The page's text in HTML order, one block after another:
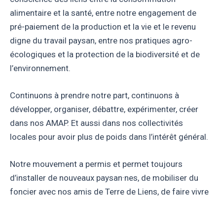
alimentaire et la santé, entre notre engagement de
pré-paiement de la production et la vie et le revenu
digne du travail paysan, entre nos pratiques agro-
écologiques et la protection de la biodiversité et de
l’environnement.
Continuons à prendre notre part, continuons à
développer, organiser, débattre, expérimenter, créer
dans nos AMAP. Et aussi dans nos collectivités
locales pour avoir plus de poids dans l’intérêt général.
Notre mouvement a permis et permet toujours
d’installer de nouveaux paysan·nes, de mobiliser du
foncier avec nos amis de Terre de Liens, de faire vivre